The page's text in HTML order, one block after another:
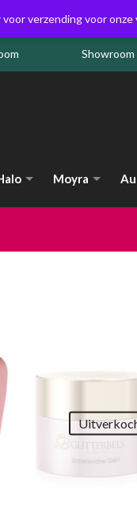
Showroom
Moyra
verzending voor onze